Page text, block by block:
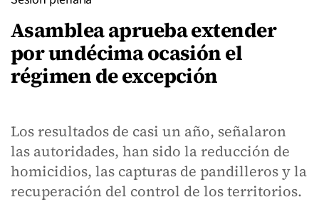
Asamblea aprueba extender
por undécima ocasión el
régimen de excepción
Los resultados de casi un año, señalaron
las autoridades, han sido la reducción de
homicidios, las capturas de pandilleros y la
recuperación del control de los territorios.